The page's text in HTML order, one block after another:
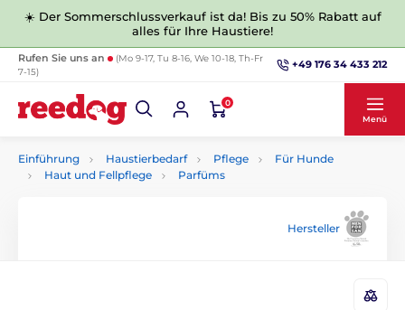
☀️ Der Sommerschlussverkauf ist da! Bis zu 50% Rabatt auf
alles für Ihre Haustiere!
Rufen Sie uns an
(Mo 9-17, Tu 8-16, We 10-18, Th-Fr
7-15)
+49 176 34 433 212
0
Menü
Einführung Haustierbedarf Pflege
Für Hunde
Haut und Fellpflege
Parfüms
Hersteller